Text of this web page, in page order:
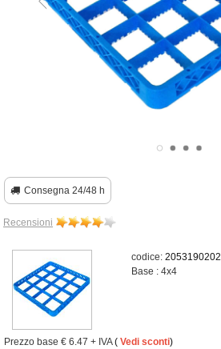
Consegna 24/48 h
Recensioni
codice:
Base : 4x4
Prezzo base € 6.47 + IVA( Vedi sconti)